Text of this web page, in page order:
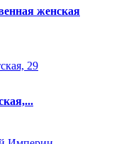
женская